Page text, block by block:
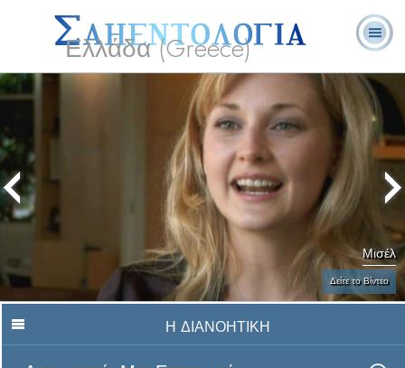
Ελλάδα (Greece)
Λ. Ρον
Χάμπαρντ
Εθελοντές
Λειτουργοί
Συχνές Ερωτήσεις
Βιβλία
Μισέλ
Δείτε το Βίντεο
Η ΔΙΑΝΟΗΤΙΚΗ